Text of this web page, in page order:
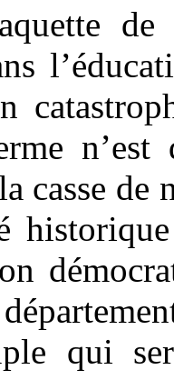
casse de
qui